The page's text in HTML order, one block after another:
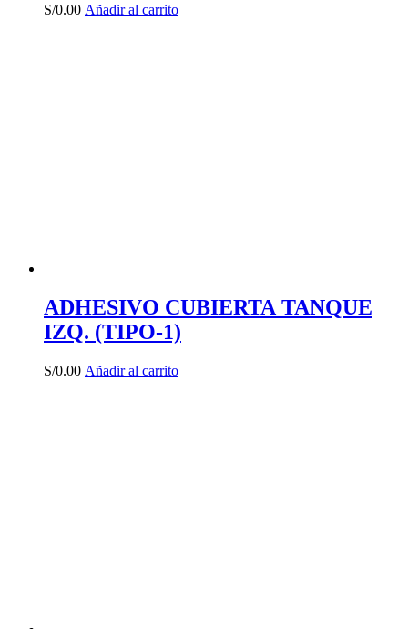
S/0.00 Añadir al carrito
ADHESIVO CUBIERTA TANQUE
IZQ. (TIPO-1)
S/0.00 Añadir al carrito